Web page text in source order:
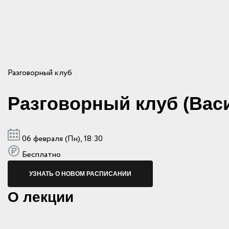
Разговорный клуб
Разговорный клуб
06 февраля (Пн), 18:30
Бесплатно
УЗНАТЬ О НОВОМ РАСПИСАНИИ
О лекции